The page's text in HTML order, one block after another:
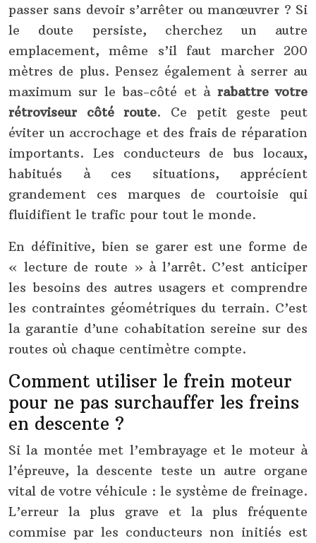
passer sans devoir s’arrêter ou manœuvrer ? Si
le doute persiste, cherchez un autre
emplacement, même s’il faut marcher 200
mètres de plus. Pensez également à serrer au
maximum sur le bas-côté et à rabattre votre
rétroviseur côté route. Ce petit geste peut
éviter un accrochage et des frais de réparation
importants. Les conducteurs de bus locaux,
habitués à ces situations, apprécient
grandement ces marques de courtoisie qui
fluidifient le trafic pour tout le monde.
En définitive, bien se garer est une forme de
« lecture de route » à l’arrêt. C’est anticiper
les besoins des autres usagers et comprendre
les contraintes géométriques du terrain. C’est
la garantie d’une cohabitation sereine sur des
routes où chaque centimètre compte.
Comment utiliser le frein moteur
pour ne pas surchauffer les freins
en descente ?
Si la montée met l’embrayage et le moteur à
l’épreuve, la descente teste un autre organe
vital de votre véhicule : le système de freinage.
L’erreur la plus grave et la plus fréquente
commise par les conducteurs non initiés est